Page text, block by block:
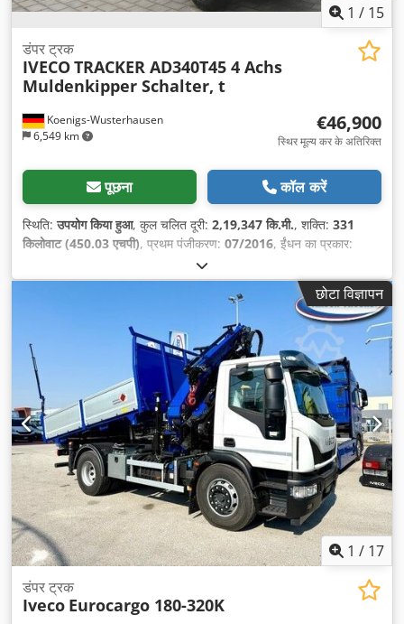
1 / 15
Koenigs-Wusterhausen
6,549 km
डंपर ट्रक
IVECOTRACKER AD340T45 4 Achs
Muldenkipper Schalter, t
€46,900
स्थिर मूल्य कर के अतिरिक्त
पूछना कॉल करें
स्थिति:उपयोग किया हुआ, कुल चलित दूरी: 2,19,347 कि.मी., शक्ति: 331
किलोवाट (450.03 एचपी), प्रथम पंजीकरण: 07/2016, ईंधन का प्रकार:
, धुरा विन्यास:
06/2027, रंग:चांदी, गियरिंग प्रकार:स्वचालित, उत्सर्जन श्रेणी:यूरो 6, लोडिंग
5,500 मिमी
, लोडिंग स्पेस की
1,400 मिमी , उपकरण:एबीएस,
एयर कंडीशनिंग, पार्किंग हीटर,
छोटा विज्ञापन
1 / 17
डंपर ट्रक
Iveco Eurocargo 180-320K